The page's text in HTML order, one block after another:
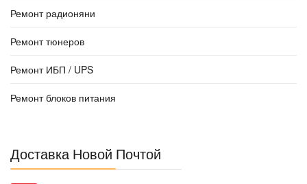
Ремонт радионяни
Ремонт тюнеров
Ремонт ИБП / UPS
Ремонт блоков питания
Доставка Новой Почтой